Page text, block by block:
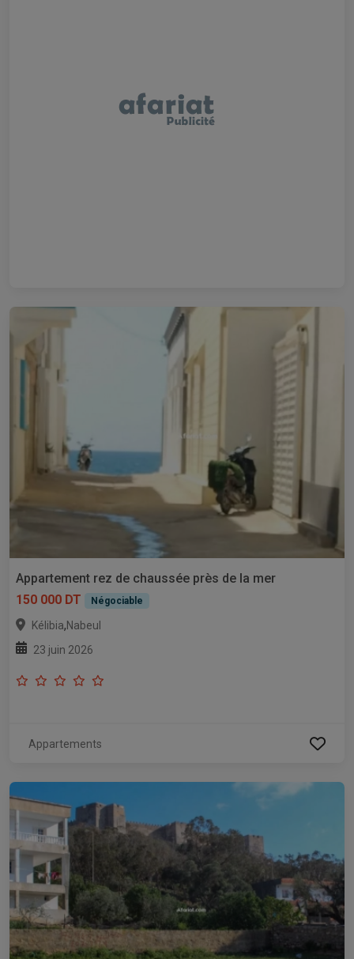
Appartement rez de chaussée près de la mer
150 000 DT
Négociable
Kélibia,Nabeul
23 juin 2026
Appartements